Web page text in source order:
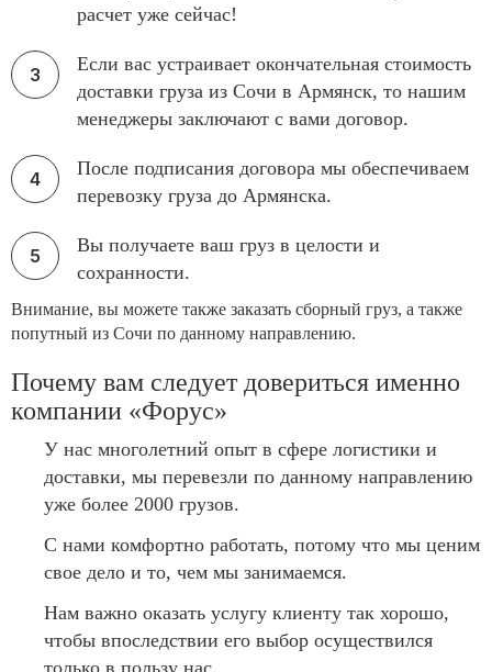
расчет уже сейчас!
Если вас устраивает окончательная стоимость
доставки груза из Сочи в Армянск, то нашим
менеджеры заключают с вами договор.
После подписания договора мы обеспечиваем
перевозку груза до Армянска.
Вы получаете ваш груз в целости и
сохранности.
Внимание, вы можете также заказать сборный груз, а также
попутный из Сочи по данному направлению.
Почему вам следует довериться именно
компании «Форус»
У нас многолетний опыт в сфере логистики и
доставки, мы перевезли по данному направлению
уже более 2000 грузов.
С нами комфортно работать, потому что мы ценим
свое дело и то, чем мы занимаемся.
Нам важно оказать услугу клиенту так хорошо,
чтобы впоследствии его выбор осуществился